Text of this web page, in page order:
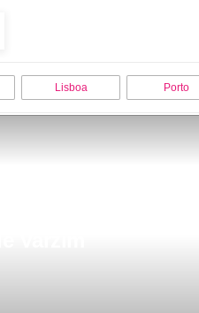
Lisboa Porto